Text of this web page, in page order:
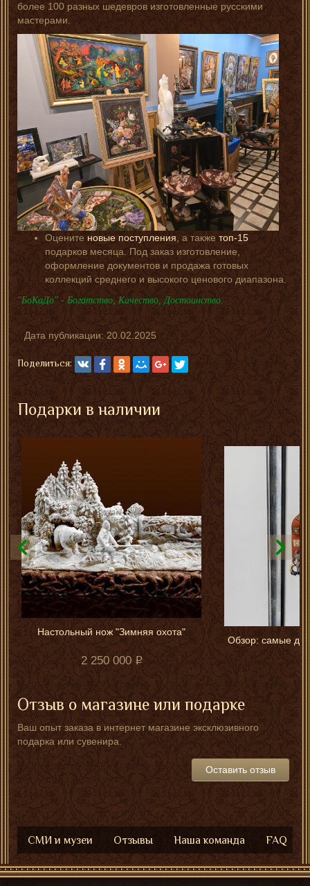
более 100 разных шедевров изготовленные русскими
мастерами.
Оценитеновые поступления, а такжетоп-15
подарков месяца. Под заказ изготовление,
оформление документов и продажа готовых
коллекций среднего и высокого ценового диапазона.
"БоКаДо" - Богатство, Качество, Достоинство.
Дата публикации:20.02.2025
Поделиться:
Подарки в наличии
Настольный нож "Зимняя охота"
2 250 000
Обзор: самые
Отзыв о магазине или подарке
Ваш опыт заказа в интернет магазине эксклюзивного
подарка или сувенира.
Оставить отзыв
СМИ и музеи Отзывы Наша команда FAQ